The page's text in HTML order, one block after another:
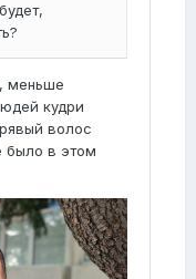
меньше
кудри
волос
было в этом